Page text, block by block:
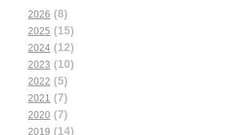
2026 (8)
2025 (15)
2024 (12)
2023 (10)
2022 (5)
2021 (7)
2020 (7)
2019 (14)